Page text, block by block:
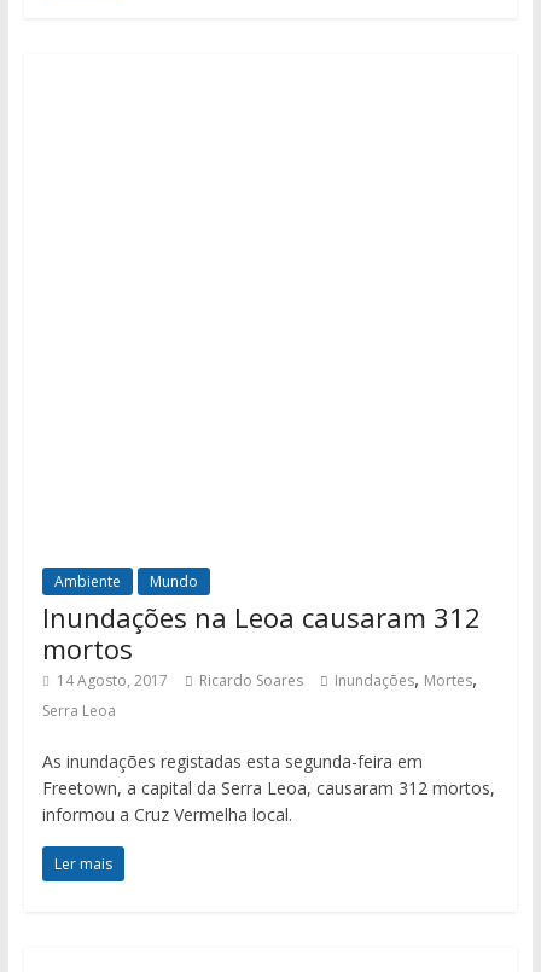
Ambiente Mundo
Inundações na Leoa causaram 312
mortos
14 Agosto, 2017 Ricardo Soares Inundações, Mortes,
Serra Leoa
As inundações registadas esta segunda-feira em
Freetown, a capital da Serra Leoa, causaram 312 mortos,
informou a Cruz Vermelha local.
Ler mais